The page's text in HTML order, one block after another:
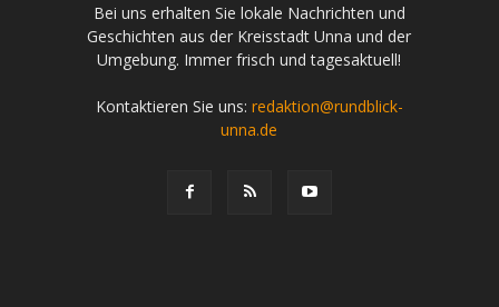
Bei uns erhalten Sie lokale Nachrichten und
Geschichten aus der Kreisstadt Unna und der
Umgebung. Immer frisch und tagesaktuell!
Kontaktieren Sie uns: redaktion@rundblick-
unna.de